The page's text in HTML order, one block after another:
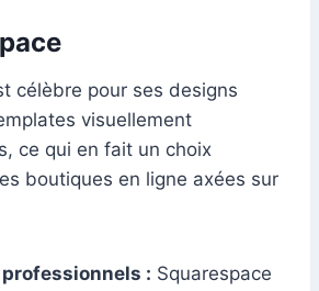
célèbre pour ses designs
visuellement
ce qui en fait un choix
boutiques en ligne axées sur
: Squarespace